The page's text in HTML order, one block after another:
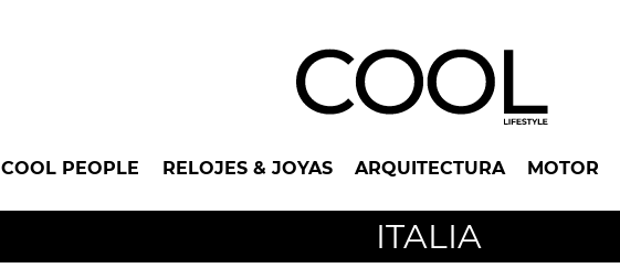
COOL PEOPLE RELOJES & JOYAS ARQUITECTURA MOTOR
ITALIA